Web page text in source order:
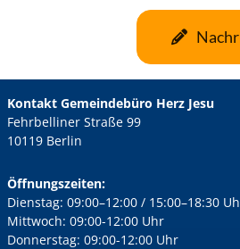
Kontakt Gemeindebüro Herz Jesu
Fehrbelliner Straße 99
10119 Berlin
Öffnungszeiten:
Dienstag: 09:00–12:00 / 15:00–18:30
Mittwoch: 09:00-12:00 Uhr
Donnerstag: 09:00-12:00 Uhr